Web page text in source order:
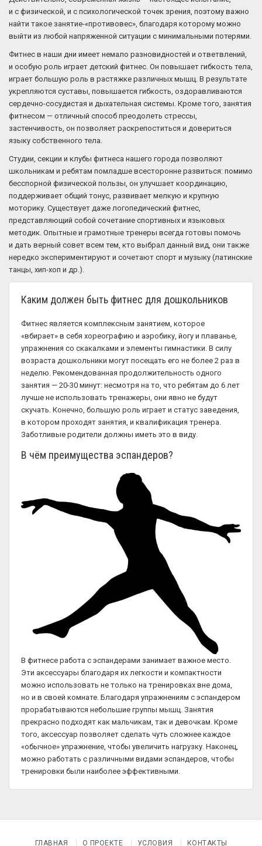
и с физической, и с психологической точек зрения, поэтому важно
найти такое занятие-«противовес», благодаря которому можно
выйти из любой напряженной ситуации с минимальными потерями.
Фитнес в наши дни имеет немало разновидностей и ответвлений,
и особую роль играет детский фитнес. Он повышает гибкость тела,
играет большую роль в растяжке различных мышц. В результате
укрепляются суставы, повышается гибкость, оздоравливаются
сердечно-сосудистая и дыхательная системы. Кроме того, занятия
фитнесом — отличный способ преодолеть стрессы,
застенчивость, он позволяет раскрепоститься и довериться
языку собственного тела.
Студии, секции и клубы фитнеса нашего города позволяют
школьникам и ребятам помладше всесторонне развиться: помимо
бесспорной физической пользы, он улучшает координацию,
поддерживает общий тонус, развивает мелкую и крупную
моторику. Существует даже логопедический фитнес,
представляющий собой сочетание спортивных и языковых
методик. Опытные и грамотные тренеры всегда готовы помочь
и дать верный совет всем тем, кто выбрал данный вид, они также
нередко экспериментируют и сочетают спорт и музыку (латинские
танцы, хип-хоп и др.).
Каким должен быть фитнес для дошкольников
Фитнес является комплексным занятием, которое
«вбирает» в себя хореографию и аэробику, йогу и плаванье,
упражнения со скакалками и элементы гимнастики. В силу
возраста дошкольники могут посещать его не более 2 раз в
неделю. Рекомендованная продолжительность одного
занятия — 20-30 минут: несмотря на то, что ребятам до 6 лет
лучше не использовать тренажеры, они явно не будут
скучать. Конечно, большую роль играет и статус заведения,
в котором проходят занятия, и квалификация тренера.
Заботливые родители должны иметь это в виду.
В чём преимущества эспандеров?
В фитнесе работа с эспандерами занимает важное место.
Эти аксессуары благодаря их легкости и компактности
можно использовать не только на тренировках вне дома,
но и в своей комнате. Благодаря упражнениям с эспандером
прорабатываются небольшие группы мышц. Занятия
прекрасно подходят как мальчикам, так и девочкам. Кроме
того, аксессуар позволяет сделать чуть сложнее каждое
«обычное» упражнение, чтобы увеличить нагрузку. Наконец,
можно работать с различными видами эспандеров, чтобы
тренировки были наиболее эффективными.
ГЛАВНАЯ О ПРОЕКТЕ УСЛОВИЯ КОНТАКТЫ